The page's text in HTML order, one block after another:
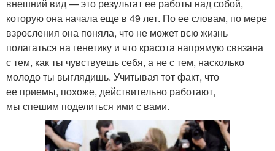
внешний вид — это результат ее работы над собой,
которую она начала еще в 49 лет. По ее словам, по мере
взросления она поняла, что не может всю жизнь
полагаться на генетику и что красота напрямую связана
с тем, как ты чувствуешь себя, а не с тем, насколько
молодо ты выглядишь. Учитывая тот факт, что
ее приемы, похоже, действительно работают,
мы спешим поделиться ими с вами.